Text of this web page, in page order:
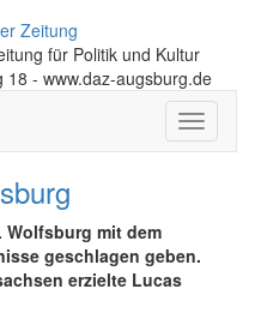
Zeitung
für Politik und Kultur
- www.daz-augsburg.de
Toggle
Wolfsburg mit dem
geschlagen geben.
erzielte Lucas